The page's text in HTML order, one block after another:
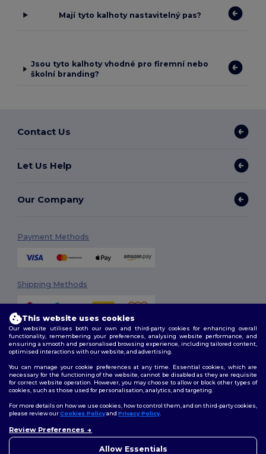
Mají tyto kalhoty nastavitelný pas?
Jsou tyto kalhoty vhodné pro firemní nebo
školní branding?
Contact Us
Let Us Help
Our Company
Payment Methods
Shipping Methods
2026. All Rights Reserved
Terms & Conditions| Customization Policy
Policy|Site Map
Follow Us
This website uses cookies
Our website utilises both our own and third-party cookies for enhancing overall
functionality, remembering your preferences, analysing website performance, and
ensuring a smooth and personalised browsing experience, including tailored content,
optimised interactions with our website, and advertising.
You can manage your cookie preferences at any time. Essential cookies, which are
necessary for the functioning of the website, cannot be disabled as they are requisite
for correct website operation. However, you may choose to allow or block other types of
cookies, such as those used for personalisation, analytics, and targeting.
For more details on how we use cookies, how to control them, and on third-party cookies,
please review ourCookies Policyand Privacy Policy.
Review Preferences
Allow Essentials